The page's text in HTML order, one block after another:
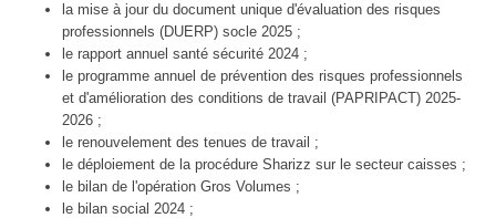
la mise à jour du document unique d'évaluation des risques
professionnels (DUERP) socle 2025 ;
le rapport annuel santé sécurité 2024 ;
le programme annuel de prévention des risques professionnels
et d'amélioration des conditions de travail (PAPRIPACT) 2025-
2026 ;
le renouvelement des tenues de travail ;
le déploiement de la procédure Sharizz sur le secteur caisses ;
le bilan de l'opération Gros Volumes ;
le bilan social 2024 ;